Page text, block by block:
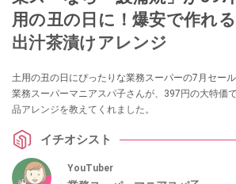
用の丑の日に！爆安で作れ
出汁茶漬けアレンジ
土用の丑の日にぴったりな業務スーパーの7月セー
業務スーパーマニアスパ子さんが、397円の大特価
品アレンジを教えてくれました。
イチオシスト
YouTuber